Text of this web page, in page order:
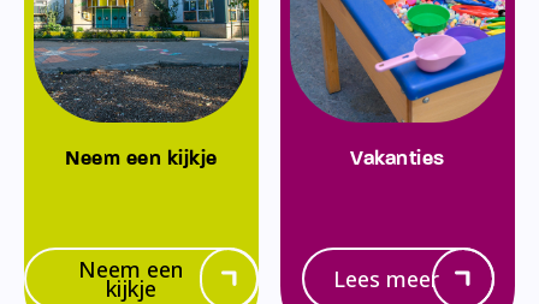
Neem een kijkje
Neem een
kijkje
Vakanties
Lees meer